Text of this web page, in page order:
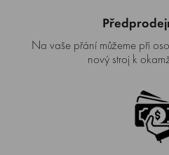
Na vaše přání můžeme při
nový stroj k